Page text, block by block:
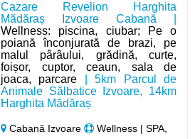
Cazare Revelion Harghita
Mădăraș Izvoare Cabană |
Wellness: piscina, ciubar; Pe o
poiană înconjurată de brazi, pe
malul pârâului, grădină, curte,
foișor, cuptor, ceaun, sala de
joaca, parcare | 5km Parcul de
Animale Sălbatice Izvoare, 14km
Harghita Mădăraș
Cabană Izvoare
Wellness | SPA,